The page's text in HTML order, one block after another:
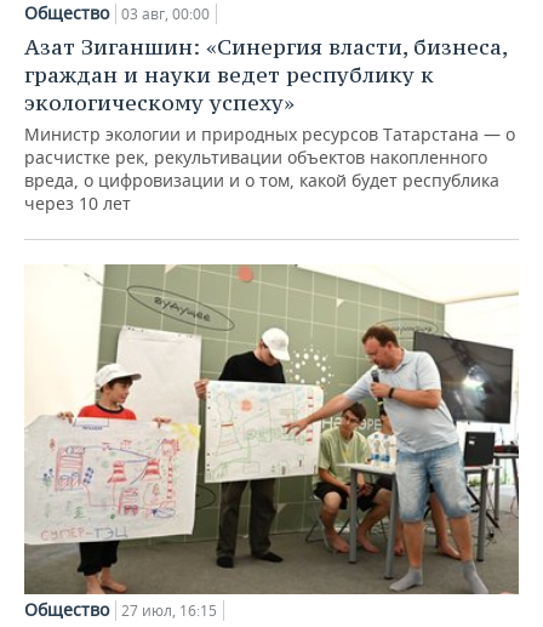
Общество 03 авг, 00:00
Азат Зиганшин: «Синергия власти, бизнеса,
граждан и науки ведет республику к
экологическому успеху»
Министр экологии и природных ресурсов Татарстана — о
расчистке рек, рекультивации объектов накопленного
вреда, о цифровизации и о том, какой будет республика
через 10 лет
Общество 27 июл, 16:15